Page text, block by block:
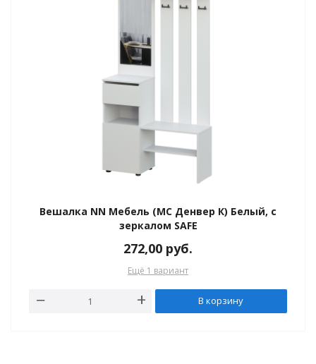
Вешалка NN Мебель (МС Денвер К) Белый, с
зеркалом SAFE
272,00 руб.
Ещё 1 вариант
В корзину